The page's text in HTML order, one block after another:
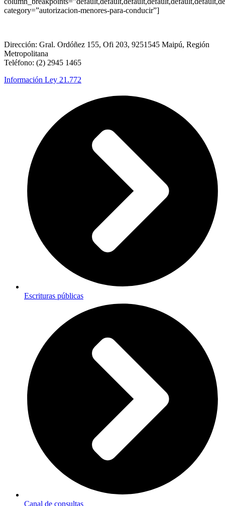
category=”autorizacion-menores-para-conducir”]
Dirección: Gral. Ordóñez 155, Ofi 203, 9251545 Maipú, Región
Metropolitana
Teléfono: (2) 2945 1465
Información Ley 21.772
Escrituras públicas
Canal de consultas